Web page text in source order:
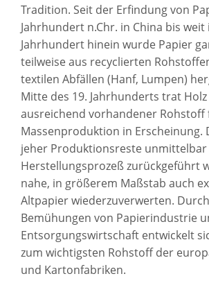
Tradition. Seit der Erfindung von
Jahrhundert n.Chr. in China bis weit
Jahrhundert hinein wurde Papier
teilweise aus recyclierten
textilen Abfällen (Hanf, Lumpen)
Mitte des 19. Jahrhunderts trat Holz
ausreichend vorhandener Rohstoff
Massenproduktion in Erscheinung.
jeher Produktionsreste unmittelbar
Herstellungsprozeß zurückgeführt
nahe, in größerem Maßstab auch
Altpapier wiederzuverwerten.
Bemühungen von Papierindustrie
Entsorgungswirtschaft entwickelt
zum wichtigsten Rohstoff der
und Kartonfabriken.